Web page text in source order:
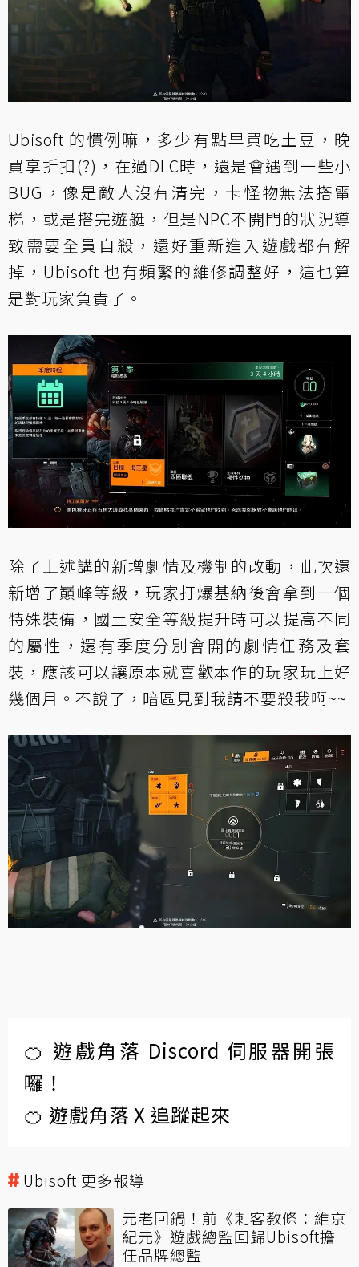
Ubisoft 的慣例嘛，多少有點早買吃土豆，晚
買享折扣(?)，在過DLC時，還是會遇到一些小
BUG，像是敵人沒有清完，卡怪物無法搭電
梯，或是搭完遊艇，但是NPC不開門的狀況導
致需要全員自殺，還好重新進入遊戲都有解
掉，Ubisoft 也有頻繁的維修調整好，這也算
是對玩家負責了。
除了上述講的新增劇情及機制的改動，此次還
新增了巔峰等級，玩家打爆基納後會拿到一個
特殊裝備，國土安全等級提升時可以提高不同
的屬性，還有季度分別會開的劇情任務及套
裝，應該可以讓原本就喜歡本作的玩家玩上好
幾個月。不說了，暗區見到我請不要殺我啊~~
🍊 遊戲角落 Discord 伺服器開張
囉！
🍊 遊戲角落 X 追蹤起來
Ubisoft 更多報導
元老回鍋！前《刺客教條：維京
紀元》遊戲總監回歸Ubisoft擔
任品牌總監